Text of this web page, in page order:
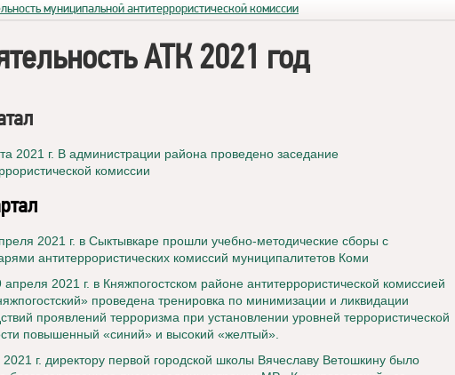
муниципальной антитеррористической комиссии
АТК 2021 год
2021 г. В администрации района проведено заседание
комиссии
2021 г. в Сыктывкаре прошли учебно-методические сборы с
антитеррористических комиссий муниципалитетов Коми
апреля 2021 г. в Княжпогостском районе антитеррористической комиссией
проведена тренировка по минимизации и ликвидации
проявлений терроризма при установлении уровней террористической
повышенный «синий» и высокий «желтый».
г. директору первой городской школы Вячеславу Ветошкину было